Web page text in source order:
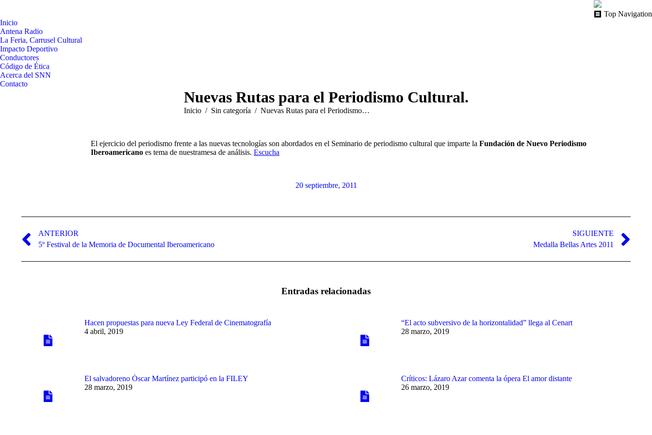
Top Navigation
Inicio
Antena Radio
La Feria, Carrusel Cultural
Impacto Deportivo
Conductores
Código de Ética
Acerca del SNN
Contacto
Nuevas Rutas para el Periodismo Cultural.
Estás aquí:
Inicio Sin categoría Nuevas Rutas para el Periodismo…
El ejercicio del periodismo frente a las nuevas tecnologías son abordados en el Seminario de periodismo cultural que imparte la Fundación de Nuevo Periodismo
Iberoamericano es tema de nuestramesa de análisis. Escucha
20 septiembre, 2011
entre
publicaciones
ANTERIOR
Publicación
5º Festival de la Memoria de Documental Iberoamericano
SIGUIENTE
Medalla Bellas Artes 2011
Entradas relacionadas
Hacen propuestas para nueva Ley Federal de Cinematografía
4 abril, 2019
“El acto subversivo de la horizontalidad” llega al Cenart
28 marzo, 2019
El salvadoreno Óscar Martínez participó en la FILEY
28 marzo, 2019
Críticos: Lázaro Azar comenta la ópera El amor distante
26 marzo, 2019